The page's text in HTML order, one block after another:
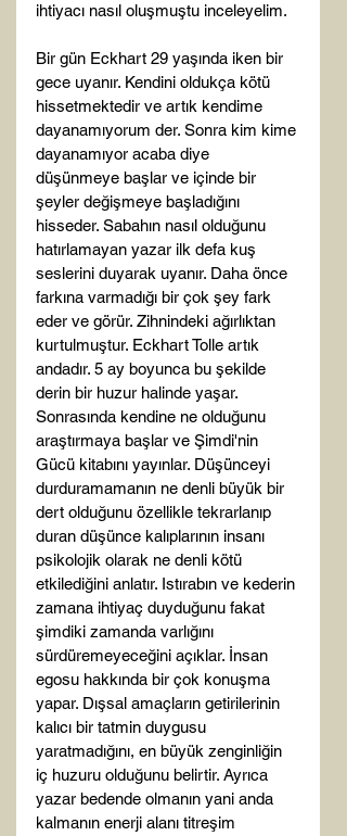
ihtiyacı nasıl oluşmuştu inceleyelim.
Bir gün Eckhart 29 yaşında iken bir
gece uyanır. Kendini oldukça kötü
hissetmektedir ve artık kendime
dayanamıyorum der. Sonra kim kime
dayanamıyor acaba diye
düşünmeye başlar ve içinde bir
şeyler değişmeye başladığını
hisseder. Sabahın nasıl olduğunu
hatırlamayan yazar ilk defa kuş
seslerini duyarak uyanır. Daha önce
farkına varmadığı bir çok şey fark
eder ve görür. Zihnindeki ağırlıktan
kurtulmuştur. Eckhart Tolle artık
andadır. 5 ay boyunca bu şekilde
derin bir huzur halinde yaşar.
Sonrasında kendine ne olduğunu
araştırmaya başlar ve Şimdi'nin
Gücü kitabını yayınlar. Düşünceyi
durduramamanın ne denli büyük bir
dert olduğunu özellikle tekrarlanıp
duran düşünce kalıplarının insanı
psikolojik olarak ne denli kötü
etkilediğini anlatır. Istırabın ve kederin
zamana ihtiyaç duyduğunu fakat
şimdiki zamanda varlığını
sürdüremeyeceğini açıklar. İnsan
egosu hakkında bir çok konuşma
yapar. Dışsal amaçların getirilerinin
kalıcı bir tatmin duygusu
yaratmadığını, en büyük zenginliğin
iç huzuru olduğunu belirtir. Ayrıca
yazar bedende olmanın yani anda
kalmanın enerji alanı titreşim